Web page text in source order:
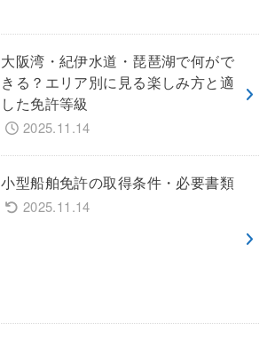
大阪湾・紀伊水道・琵琶湖で何がで
きる？エリア別に見る楽しみ方と適
した免許等級
2025.11.14
小型船舶免許の取得条件・必要書類
2025.11.14